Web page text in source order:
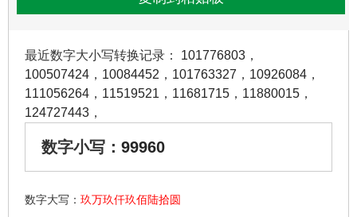
最近数字大小写转换记录： 101776803 ，
100507424 ， 10084452 ， 101763327 ， 10926084 ，
111056264 ， 11519521 ， 11681715 ， 11880015 ，
124727443 ，
数字小写： 99960
数字大写： 玖万玖仟玖佰陆拾圆